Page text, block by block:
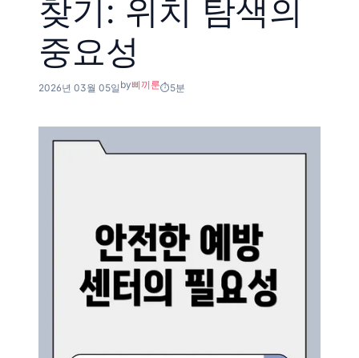
찾기: 위치 탐색의
중요성
2026년 03월 05일 by삐끼룬 5분